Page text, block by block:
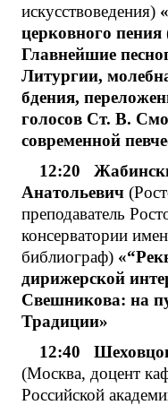
искусствоведения)
церковного пения
Главнейшие
Литургии,
бдения,
голосов Ст. В.
современной
12:20
Анатольевич
преподаватель
консерватории
библиограф)
дирижерской
Свешникова: на
Традиции»
12:40
(Москва, доцент
Российской